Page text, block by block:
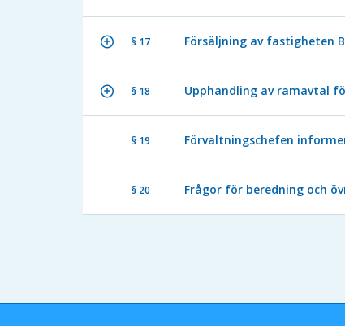
§ 17 Försäljning av fastigheten
§ 18 Upphandling av ramavtal
§ 19 Förvaltningschefen
§ 20 Frågor för beredning och